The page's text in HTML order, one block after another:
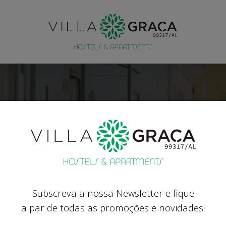
Inaugura
Subscreva a nossa Newsletter e fique
a par de todas as promoções e novidades!